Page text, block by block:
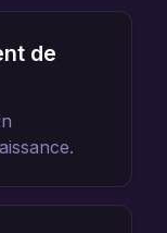
de